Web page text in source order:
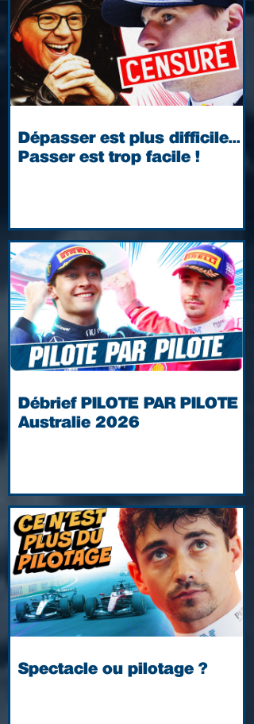
Dépasser est plus difficile...
Passer est trop facile !
Débrief PILOTE PAR PILOTE |
Australie 2026
Spectacle ou pilotage ?